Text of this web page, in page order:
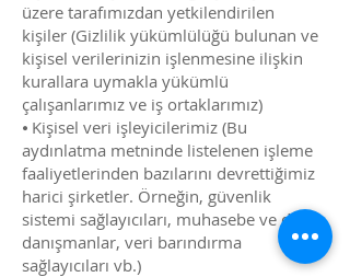
üzere tarafımızdan yetkilendirilen
kişiler (Gizlilik yükümlülüğü bulunan ve
kişisel verilerinizin işlenmesine ilişkin
kurallara uymakla yükümlü
çalışanlarımız ve iş ortaklarımız)
⦁ Kişisel veri işleyicilerimiz (Bu
aydınlatma metninde listelenen işleme
faaliyetlerinden bazılarını devrettiğimiz
harici şirketler. Örneğin, güvenlik
sistemi sağlayıcıları, muhasebe ve diğer
danışmanlar, veri barındırma
sağlayıcıları vb.)